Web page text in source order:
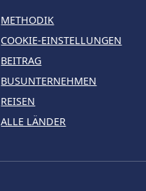
METHODIK
COOKIE-EINSTELLUNGEN
BEITRAG
BUSUNTERNEHMEN
REISEN
ALLE LÄNDER